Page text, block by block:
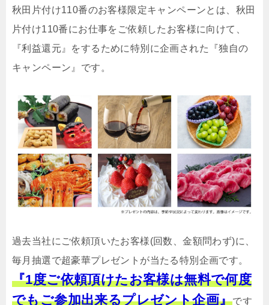
秋田片付け110番のお客様限定キャンペーンとは、秋田
片付け110番にお仕事をご依頼したお客様に向けて、
『利益還元』をするために特別に企画された『独自の
キャンペーン』です。
過去当社にご依頼頂いたお客様(回数、金額問わず)に、
毎月抽選で超豪華プレゼントが当たる特別企画です。
『1度ご依頼頂けたお客様は無料で何度
でもご参加出来るプレゼント企画』です